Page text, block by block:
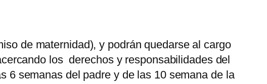
de maternidad), y podrán quedarse al cargo
los derechos y responsabilidades del
6 semanas del padre y de las 10 semana de la